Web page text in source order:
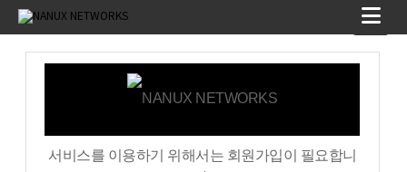
서비스를 이용하기 위해서는 회원가입이 필요합니